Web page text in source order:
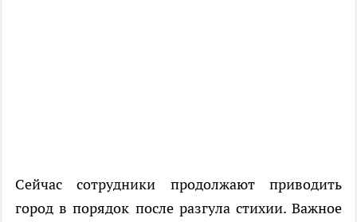
Сейчас сотрудники продолжают приводить
город в порядок после разгула стихии. Важное